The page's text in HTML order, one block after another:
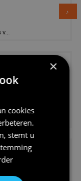
v...
...
×
cookies
stemt u